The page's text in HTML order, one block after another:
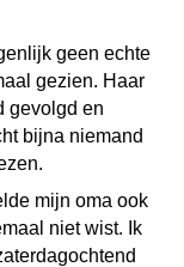
geen echte
gezien. Haar
gevolgd en
bijna niemand
mijn oma ook
niet wist. Ik